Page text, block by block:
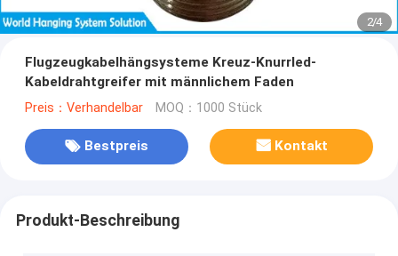
2/4
Flugzeugkabelhängsysteme Kreuz-Knurrled-
Kabeldrahtgreifer mit männlichem Faden
Preis：Verhandelbar MOQ：1000 Stück
Bestpreis Kontakt
Produkt-Beschreibung